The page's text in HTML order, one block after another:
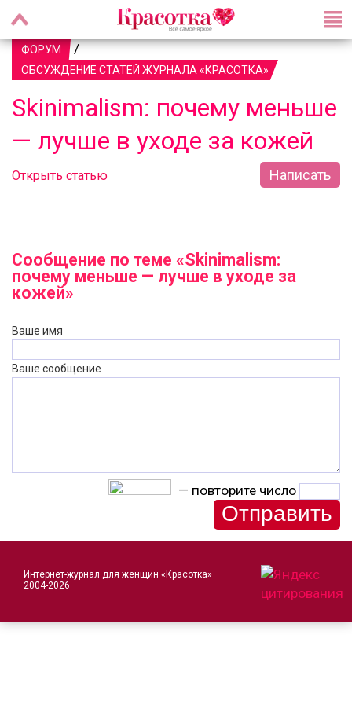
ФОРУМ /
ОБСУЖДЕНИЕ СТАТЕЙ ЖУРНАЛА «КРАСОТКА»
Skinimalism: почему меньше
— лучше в уходе за кожей
Открыть статью Написать
Сообщение по теме «Skinimalism:
почему меньше — лучше в уходе за
кожей»
Ваше имя
Ваше сообщение
— повторите число
Интернет-журнал для женщин «Красотка»
2004-2026